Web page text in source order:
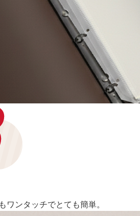
ワンタッチでとても簡単。